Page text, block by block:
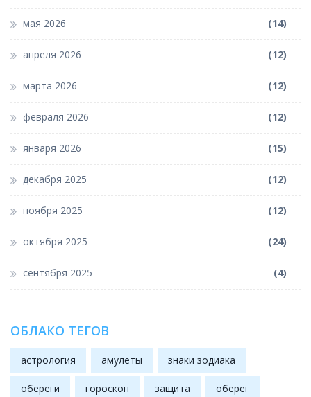
мая 2026 (14)
апреля 2026 (12)
марта 2026 (12)
февраля 2026 (12)
января 2026 (15)
декабря 2025 (12)
ноября 2025 (12)
октября 2025 (24)
сентября 2025 (4)
ОБЛАКО ТЕГОВ
астрология амулеты знаки зодиака
обереги гороскоп защита оберег